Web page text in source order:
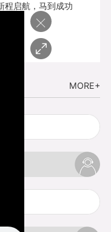
程启航，马到成功
MORE+
×